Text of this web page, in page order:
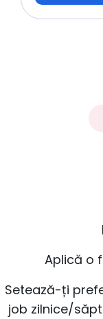
Aplică o
Setează-ți
job zilnice/